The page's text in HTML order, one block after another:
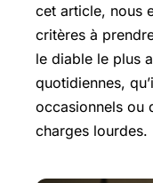
cet article, nous
critères à
le diable le plus
quotidiennes,
occasionnels ou
charges lourdes.